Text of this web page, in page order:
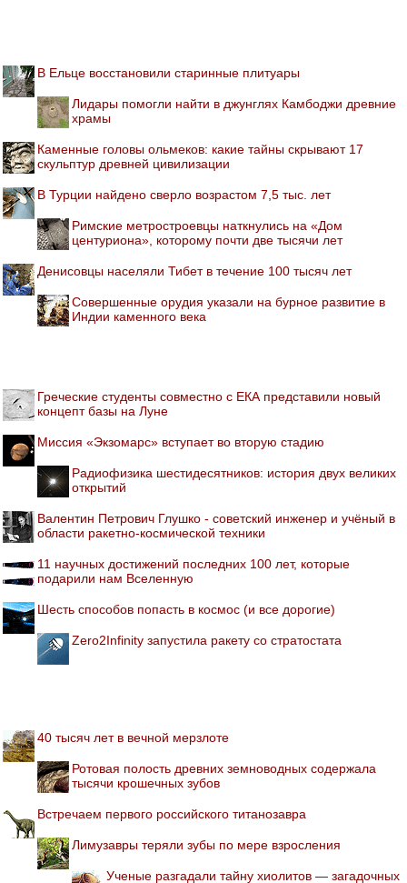
В Ельце восстановили старинные плитуары
Лидары помогли найти в джунглях Камбоджи древние
храмы
Каменные головы ольмеков: какие тайны скрывают 17
скульптур древней цивилизации
В Турции найдено сверло возрастом 7,5 тыс. лет
Римские метростроевцы наткнулись на «Дом
центуриона», которому почти две тысячи лет
Денисовцы населяли Тибет в течение 100 тысяч лет
Совершенные орудия указали на бурное развитие в
Индии каменного века
Греческие студенты совместно с ЕКА представили новый
концепт базы на Луне
Миссия «Экзомарс» вступает во вторую стадию
Радиофизика шестидесятников: история двух великих
открытий
Валентин Петрович Глушко - советский инженер и учёный в
области ракетно-космической техники
11 научных достижений последних 100 лет, которые
подарили нам Вселенную
Шесть способов попасть в космос (и все дорогие)
Zero2Infinity запустила ракету со стратостата
40 тысяч лет в вечной мерзлоте
Ротовая полость древних земноводных содержала
тысячи крошечных зубов
Встречаем первого российского титанозавра
Лимузавры теряли зубы по мере взросления
Ученые разгадали тайну хиолитов — загадочных